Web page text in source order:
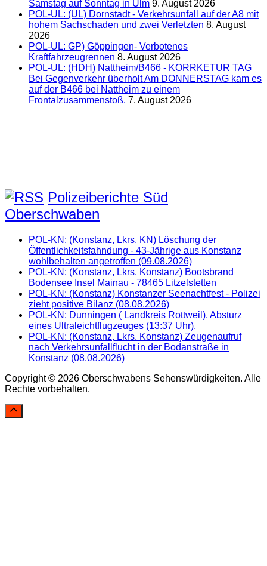
Samstag auf Sonntag in Ulm 9. August 2026
POL-UL: (UL) Dornstadt - Verkehrsunfall auf der A8 mit
hohem Sachschaden und zwei Verletzten 8. August
2026
POL-UL: GP) Göppingen- Verbotenes
Kraftfahrzeugrennen 8. August 2026
POL-UL: (HDH) Nattheim/B466 - KORRKETUR TAG
Bei Gegenverkehr überholt Am DONNERSTAG kam es
auf der B466 bei Nattheim zu einem
Frontalzusammenstoß. 7. August 2026
Polizeiberichte Süd
Oberschwaben
POL-KN: (Konstanz, Lkrs. KN) Löschung der
Öffentlichkeitsfahndung - 43-Jährige aus Konstanz
wohlbehalten angetroffen (09.08.2026)
POL-KN: (Konstanz, Lkrs. Konstanz) Bootsbrand
Bodensee Insel Mainau - 78465 Litzelstetten
POL-KN: (Konstanz) Konstanzer Seenachtfest - Polizei
zieht positive Bilanz (08.08.2026)
POL-KN: Dunningen ( Landkreis Rottweil). Absturz
eines Ultraleichtflugzeuges (13:37 Uhr).
POL-KN: (Konstanz, Lkrs. Konstanz) Zeugenaufruf
nach Verkehrsunfallflucht in der Bodanstraße in
Konstanz (08.08.2026)
Copyright © 2026 Oberschwabens Sehenswürdigkeiten. Alle
Rechte vorbehalten.